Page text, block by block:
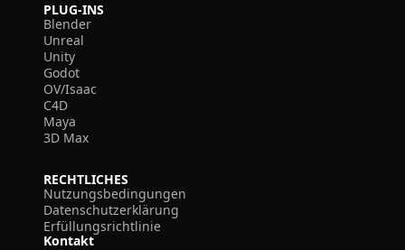
PLUG-INS
Blender
Unreal
Unity
Godot
OV/Isaac
C4D
Maya
3D Max
RECHTLICHES
Nutzungsbedingungen
Datenschutzerklärung
Erfüllungsrichtlinie
Kontakt